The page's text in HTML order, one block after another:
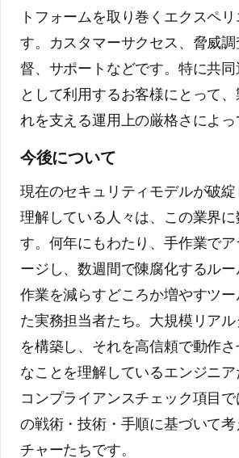
トフォームを取り巻くエクスペ
す。カスタマーサクセス、脅威
督、サポートなどです。特に共
として利用するお客様にとって
れを支える運用上の厳格さによっ
今後について
現在のセキュリティモデルが破
理解している人々は、この業界に
す。何年にもわたり、手作業で
ージし、数週間で陳腐化するルー
作業を減らすどころか増やすツー
た実務担当者たち。大規模リア
を構築し、それを高信頼で動作
なことを理解しているエンジニア
コンプライアンスチェック項目
の戦術・技術・手順に基づいて
チャーたちです。